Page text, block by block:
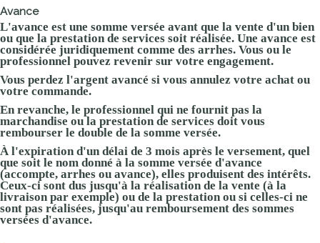
Avance
L'avance est une somme versée avant que la vente d'un bien
ou que la prestation de services soit réalisée. Une avance est
considérée juridiquement comme des arrhes. Vous ou le
professionnel pouvez revenir sur votre engagement.
Vous perdez l'argent avancé si vous annulez votre achat ou
votre commande.
En revanche, le professionnel qui ne fournit pas la
marchandise ou la prestation de services doit vous
rembourser le double de la somme versée.
À l'expiration d'un délai de 3 mois après le versement, quel
que soit le nom donné à la somme versée d'avance
(accompte, arrhes ou avance), elles produisent des intérêts.
Ceux-ci sont dus jusqu'à la réalisation de la vente (à la
livraison par exemple) ou de la prestation ou si celles-ci ne
sont pas réalisées, jusqu'au remboursement des sommes
versées d'avance.